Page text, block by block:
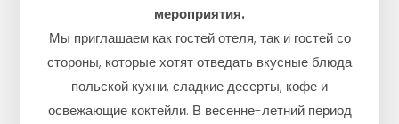
мероприятия.
Мы приглашаем как гостей отеля, так и гостей со
стороны, которые хотят отведать вкусные блюда
польской кухни, сладкие десерты, кофе и
освежающие коктейли. В весенне-летний период